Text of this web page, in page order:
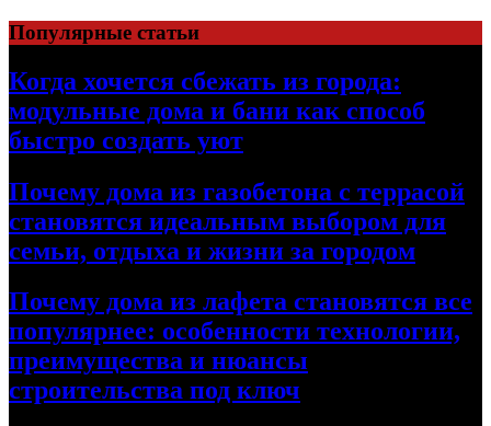
Перейти
к
содержимому
Популярные статьи
Когда хочется сбежать из города:
модульные дома и бани как способ
быстро создать уют
Почему дома из газобетона с террасой
становятся идеальным выбором для
семьи, отдыха и жизни за городом
Почему дома из лафета становятся все
популярнее: особенности технологии,
преимущества и нюансы
строительства под ключ